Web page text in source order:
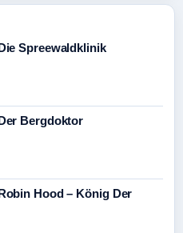
Spreewaldklinik
Bergdoktor
Hood – König Der